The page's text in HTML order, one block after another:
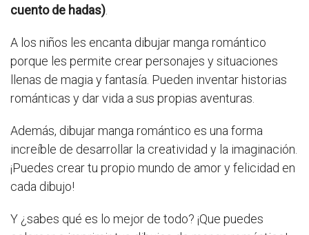
cuento de hadas)
A los niños les encanta dibujar manga romántico
porque les permite crear personajes y situaciones
llenas de magia y fantasía. Pueden inventar historias
románticas y dar vida a sus propias aventuras.
Además, dibujar manga romántico es una forma
increíble de desarrollar la creatividad y la imaginación.
¡Puedes crear tu propio mundo de amor y felicidad en
cada dibujo!
Y ¿sabes qué es lo mejor de todo? ¡Que puedes